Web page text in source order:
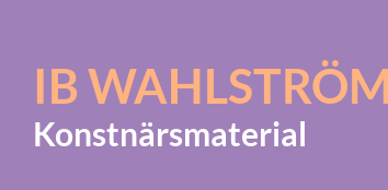
IB WAHLSTRÖM
Konstnärsmaterial